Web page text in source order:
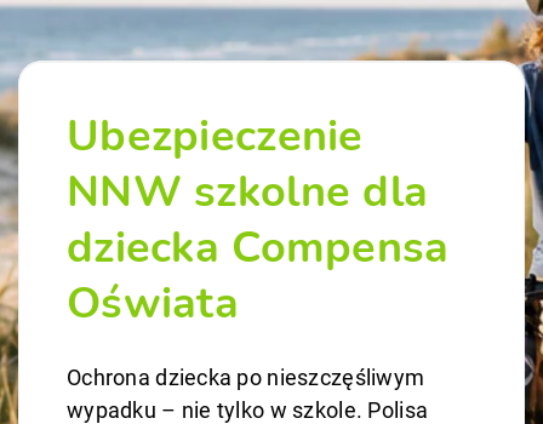
Ubezpieczenie
NNW szkolne dla
dziecka Compensa
Oświata
Ochrona dziecka po nieszczęśliwym
wypadku – nie tylko w szkole. Polisa